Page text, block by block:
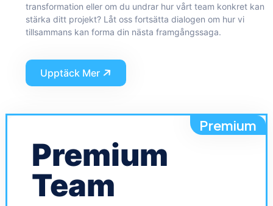
transformation eller om du undrar hur vårt team konkret kan
stärka ditt projekt? Låt oss fortsätta dialogen om hur vi
tillsammans kan forma din nästa framgångssaga.
Upptäck Mer
Premium
Premium
Team